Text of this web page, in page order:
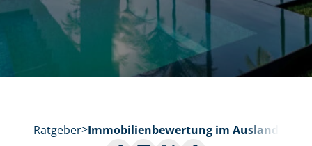
Ratgeber Im­mo­bi­li­en­be­wer­tung im Ausland